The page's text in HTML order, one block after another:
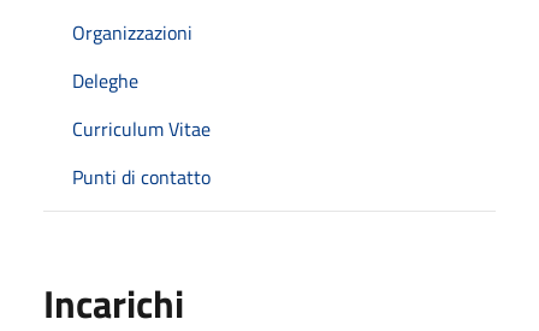
Organizzazioni
Deleghe
Curriculum Vitae
Punti di contatto
Incarichi